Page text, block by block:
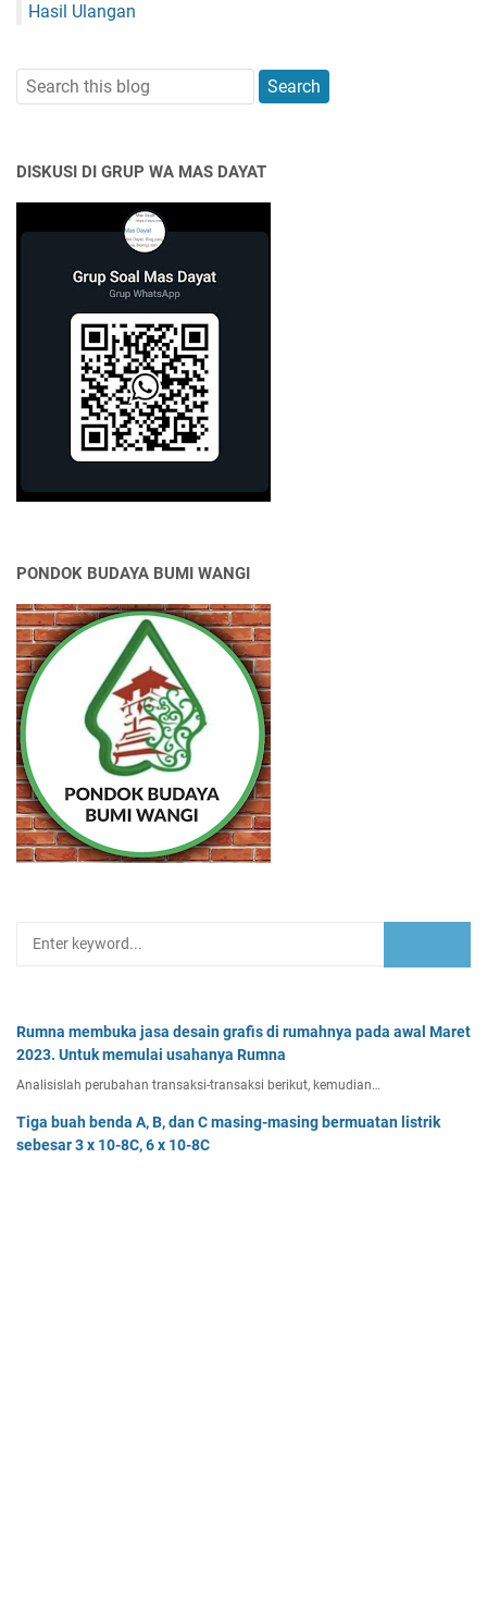
Hasil Ulangan
DISKUSI DI GRUP WA MAS DAYAT
PONDOK BUDAYA BUMI WANGI
Rumna membuka jasa desain grafis di rumahnya pada awal Maret
2023. Untuk memulai usahanya Rumna
Analisislah perubahan transaksi-transaksi berikut, kemudian…
Tiga buah benda A, B, dan C masing-masing bermuatan listrik
sebesar 3 x 10-8C, 6 x 10-8C